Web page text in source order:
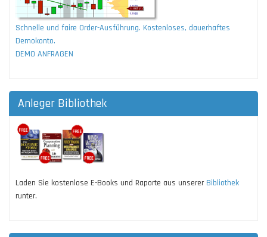
Schnelle und faire Order-Ausführung. Kostenloses, dauerhaftes
Demokonto.
DEMO ANFRAGEN
Anleger Bibliothek
Laden Sie kostenlose E-Books und Raporte aus unserer Bibliothek
runter.